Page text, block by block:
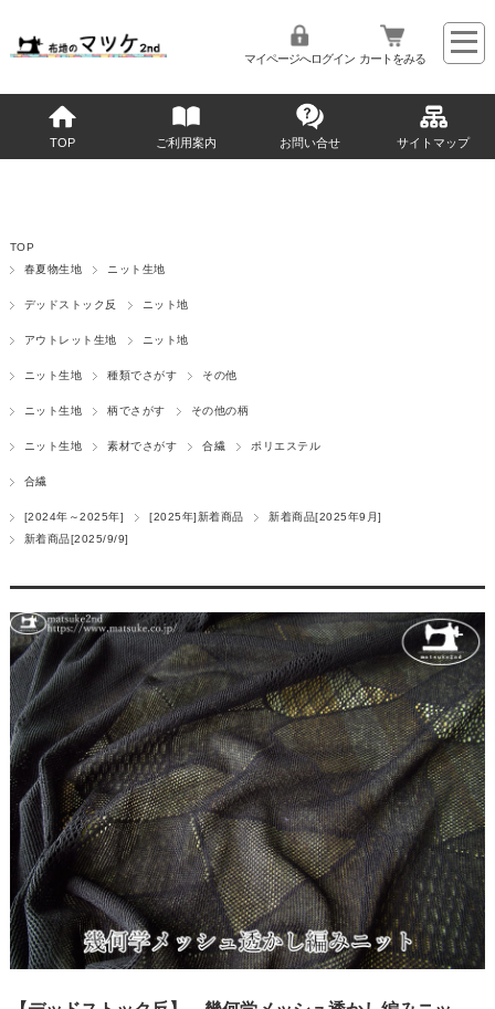
マイページへログイン カートをみる
TOP ご利用案内 お問い合せ サイトマップ
TOP
春夏物生地
ニット生地
デッドストック反 ニット地
アウトレット生地 ニット地
ニット生地 種類でさがす その他
ニット生地 柄でさがす その他の柄
ニット生地 素材でさがす 合繊 ポリエステル
合繊
[2024年～2025年] [2025年]新着商品
新着商品[2025年9月]
新着商品[2025/9/9]